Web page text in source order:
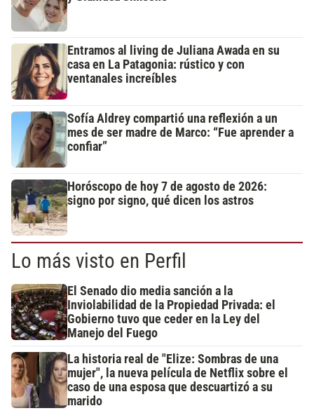
Entramos al living de Juliana Awada en su
casa en La Patagonia: rústico y con
ventanales increíbles
Sofía Aldrey compartió una reflexión a un
mes de ser madre de Marco: “Fue aprender a
confiar”
Horóscopo de hoy 7 de agosto de 2026:
signo por signo, qué dicen los astros
Lo más visto en Perfil
El Senado dio media sanción a la
Inviolabilidad de la Propiedad Privada: el
Gobierno tuvo que ceder en la Ley del
Manejo del Fuego
La historia real de "Elize: Sombras de una
mujer", la nueva película de Netflix sobre el
caso de una esposa que descuartizó a su
marido